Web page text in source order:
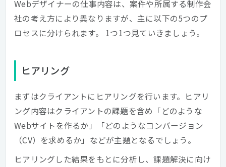
Webデザイナーの仕事内容は、案件や所属する制作会
社の考え方により異なりますが、主に以下の5つのプ
ロセスに分けられます。 1つ1つ見ていきましょう。
ヒアリング
まずはクライアントにヒアリングを行います。ヒアリ
ング内容はクライアントの課題を含め「どのような
Webサイトを作るか」「どのようなコンバージョン
（CV）を求めるか」などが主題となるでしょう。
ヒアリングした結果をもとに分析し、課題解決に向け